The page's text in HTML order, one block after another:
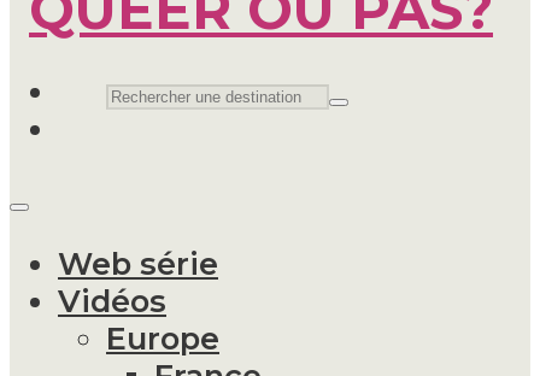
Web série
Vidéos
Europe